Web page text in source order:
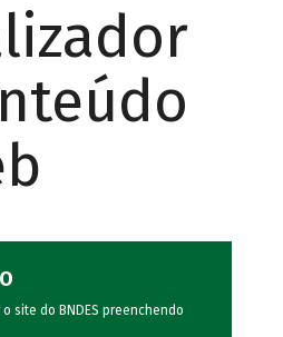
site do BNDES preenchendo